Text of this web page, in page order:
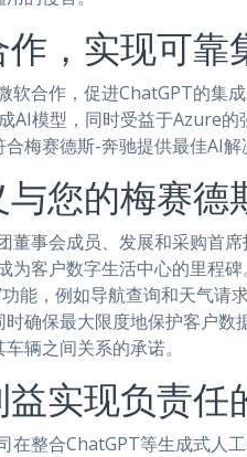
，实现可靠
软合作，促进ChatGPT的集
AI模型，同时受益于Azure
梅赛德斯-奔驰提供最佳AI解
您的梅赛德
董事会成员、发展和采购首
为客户数字生活中心的里程
功能，例如导航查询和天气
确保最大限度地保护客户
辆之间关系的承诺。
实现负责任
在整合ChatGPT等生成式人